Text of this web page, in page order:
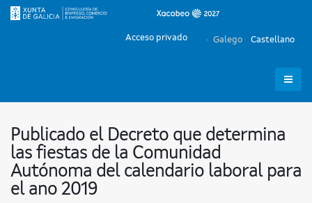
Galego Castellano
Acceso privado
Publicado el Decreto que determina
las fiestas de la Comunidad
Autónoma del calendario laboral para
el ano 2019